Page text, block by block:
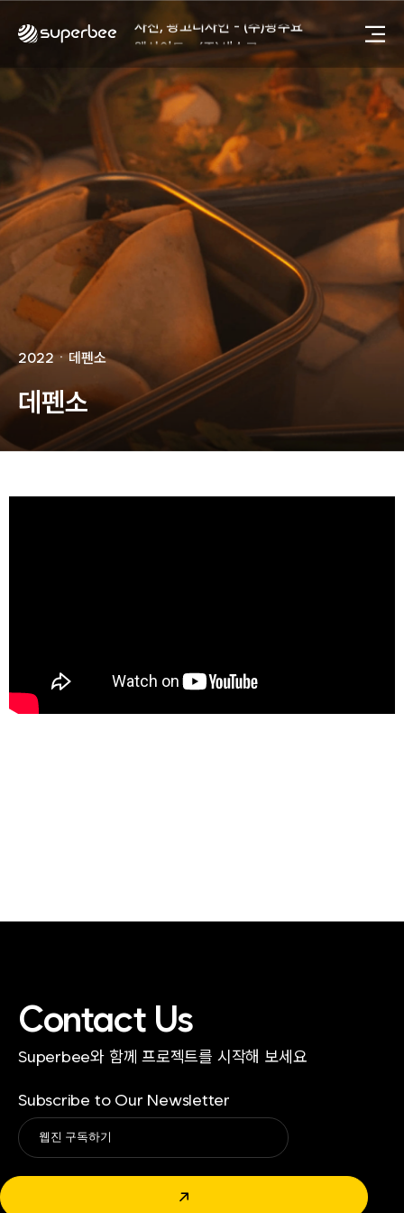
사진, 광고디자인 - (주)광주요
웹사이트 - (주)세스코
제품디자인 - 삼성전자㈜
동영상, CI - 카피어랜드㈜
동영상, 홈페이지 - (주)분독
동영상, 카탈로그 - 피자마루
웹사이트 - 백조씽크
사진, 광고디자인 - 중외제약
패키지, 디자인 - 고려은단
동영상 - (주)듀오백
동영상 - ㈜고피자
동영상 - 모모스커피㈜
동영상 - 삼양홀딩스
동영상 - 킷캣
사진, 광고디자인 - (주)화요
사진, 광고디자인 - (주)광주요
웹사이트 - (주)세스코
제품디자인 - 삼성전자㈜
동영상, CI - 카피어랜드㈜
동영상, 홈페이지 - (주)분독
동영상, 카탈로그 - 피자마루
2022ㆍ 데펜소
데펜소
Contact Us
Superbee와 함께 프로젝트를 시작해 보세요
Subscribe to Our Newsletter
↗
Alternative: